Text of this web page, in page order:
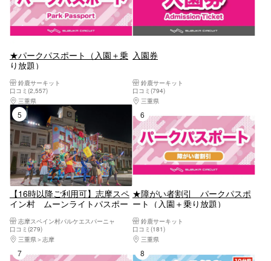
★パークパスポート（入園＋乗
り放題）
鈴鹿サーキット
口コミ(2,557)
三重県
桑名・長島・四日市・湯の山・鈴鹿
入園券
鈴鹿サーキット
口コミ(794)
三重県
5位
【16時以降ご利用可】志摩スペ
イン村 ムーンライトパスポー
志摩スペイン村パルケエスパーニャ
口コミ(279)
三重県
志摩
6位
★障がい者割引 パークパスポ
ート（入園＋乗り放題）
鈴鹿サーキット
口コミ(181)
三重県
7位 8位